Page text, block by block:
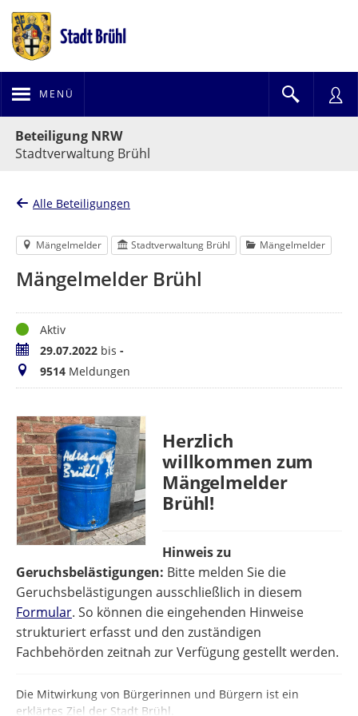
MENÜ
Beteiligung NRW
Stadtverwaltung Brühl
Alle Beteiligungen
Mängelmelder Stadtverwaltung Brühl Mängelmelder
Mängelmelder Brühl
StatusAktiv
Zeitraum29.07.2022 bis -
Meldungen
9514 Meldungen
Herzlich
willkommen zum
Mängelmelder
Brühl!
Hinweis zu
Geruchsbelästigungen: Bitte melden Sie die
Geruchsbelästigungen ausschließlich in diesem
Formular. So können die eingehenden Hinweise
strukturiert erfasst und den zuständigen
Fachbehörden zeitnah zur Verfügung gestellt werden.
Die Mitwirkung von Bürgerinnen und Bürgern ist ein
erklärtes Ziel der Stadt Brühl.